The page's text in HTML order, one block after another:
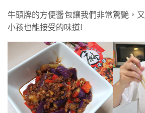
牛頭牌的方便醬包讓我們非常驚艷，
小孩也能接受的味道!